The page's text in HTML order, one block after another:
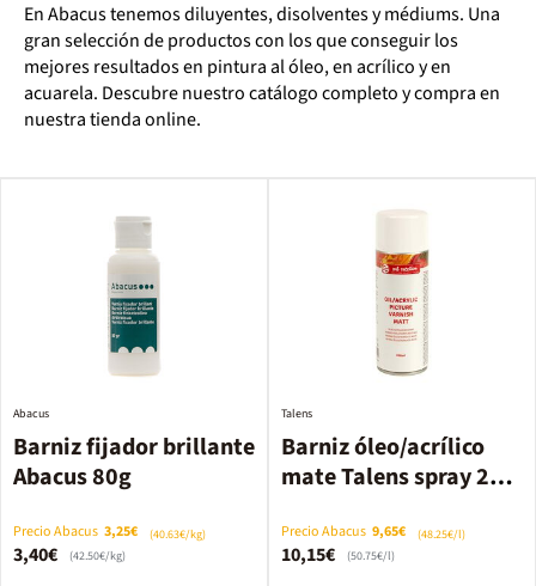
En Abacus tenemos diluyentes, disolventes y médiums. Una
gran selección de productos con los que conseguir los
mejores resultados en pintura al óleo, en acrílico y en
acuarela. Descubre nuestro catálogo completo y compra en
nuestra tienda online.
Barniz fijador brillante
Abacus 80g
Abacus
Precio Abacus 3,25€ (40.63€/kg)
3,40€ (42.50€/kg)
Barniz óleo/acrílico
mate Talens spray 200
Talens
Precio Abacus 9,65€ (48.25€/l)
10,15€ (50.75€/l)